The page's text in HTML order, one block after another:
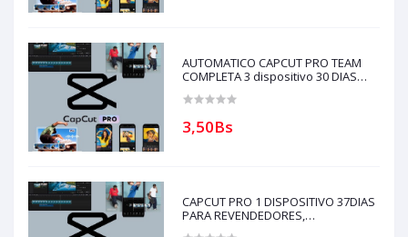
AUTOMATICO CAPCUT PRO TEAM
COMPLETA 3 dispositivo 30 DIAS
creditos puede comprar)
3,50Bs
CAPCUT PRO 1 DISPOSITIVO 37DIAS
PARA REVENDEDORES,